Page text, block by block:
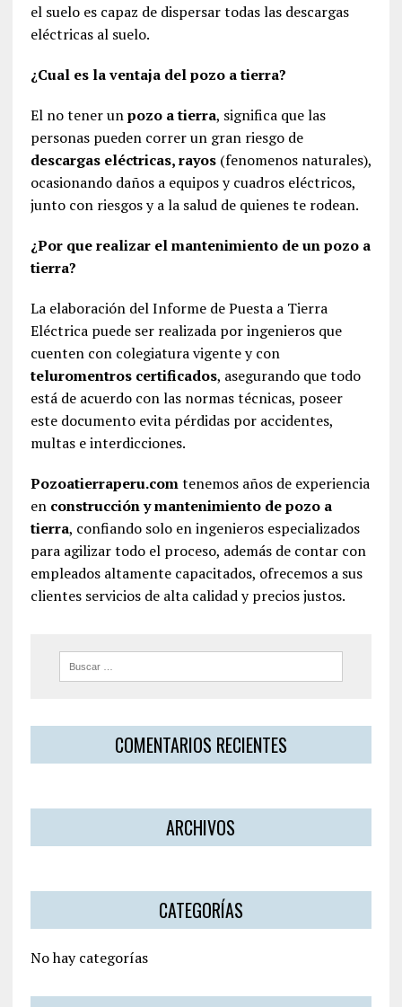
el suelo es capaz de dispersar todas las descargas
eléctricas al suelo.
¿Cual es la ventaja del pozo a tierra?
El no tener unpozo a tierra, significa que las
personas pueden correr un gran riesgo de
descargas eléctricas, rayos(fenomenos naturales),
ocasionando daños a equipos y cuadros eléctricos,
junto con riesgos y a la salud de quienes te rodean.
¿Por que realizar el mantenimiento de un pozo a
tierra?
La elaboración del Informe de Puesta a Tierra
Eléctrica puede ser realizada por ingenieros que
cuenten con colegiatura vigente y con
teluromentros certificados, asegurando que todo
está de acuerdo con las normas técnicas, poseer
este documento evita pérdidas por accidentes,
multas e interdicciones.
Pozoatierraperu.comtenemos años de experiencia
en construcción y mantenimiento de pozo a
tierra, confiando solo en ingenieros especializados
para agilizar todo el proceso, además de contar con
empleados altamente capacitados, ofrecemos a sus
clientes servicios de alta calidad y precios justos.
COMENTARIOS RECIENTES
ARCHIVOS
CATEGORÍAS
No hay categorías